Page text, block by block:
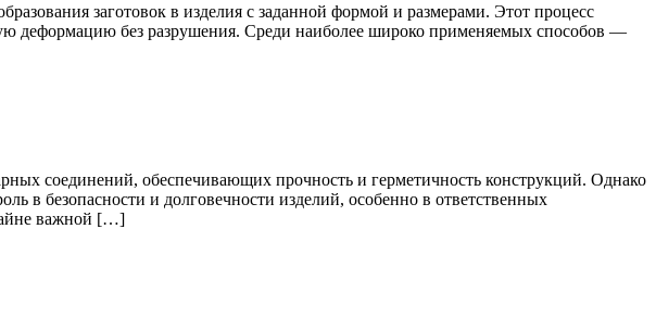
заготовок в изделия с заданной формой и размерами. Этот процесс
деформацию без разрушения. Среди наиболее широко применяемых способов —
соединений, обеспечивающих прочность и герметичность конструкций. Однако
в безопасности и долговечности изделий, особенно в ответственных
важной […]